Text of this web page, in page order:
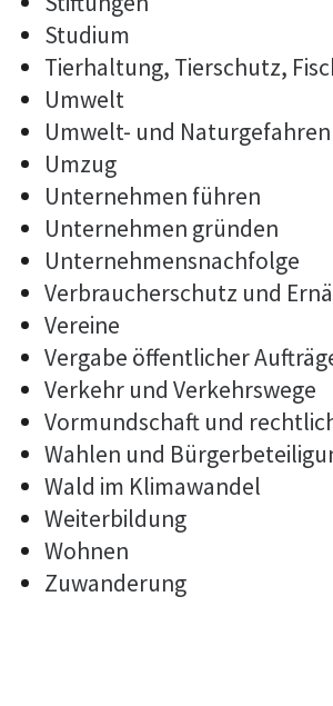
Studium
Tierhaltung, Tierschutz,
Umwelt
Umwelt- und Naturgefahren
Umzug
Unternehmen führen
Unternehmen gründen
Unternehmensnachfolge
Verbraucherschutz und
Vereine
Vergabe öffentlicher
Verkehr und Verkehrswege
Vormundschaft und
Wahlen und
Wald im Klimawandel
Weiterbildung
Wohnen
Zuwanderung